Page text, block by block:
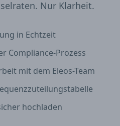
Nur Klarheit.
in Echtzeit
Compliance-Prozess
mit dem Eleos-Team
hochladen